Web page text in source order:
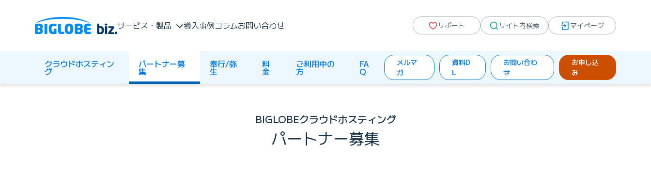
サービス・製品 導入事例コラムお問い合わせ サポート サイト内検索 マイページ
クラウドホスティン
グ
パートナー募
集
奉行/弥
生
料
金
ご利用中の
方
FA
Q
メルマ
ガ
資料D
L
お問い合わ
せ
お申し込
み
BIGLOBEクラウドホスティング
パートナー募集